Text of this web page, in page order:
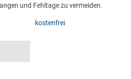
und Fehltage zu vermeiden.
kostenfrei